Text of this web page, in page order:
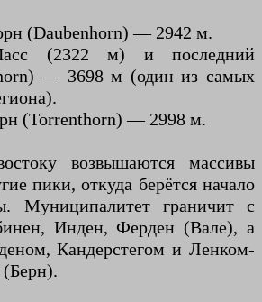
(Daubenhorn) — 2942 м.
(2322 м) и последний
— 3698 м (один из самых
(Torrenthorn) — 2998 м.
возвышаются массивы
пики, откуда берётся начало
Муниципалитет граничит с
Инден, Ферден (Вале), а
Кандерстегом и Ленком-